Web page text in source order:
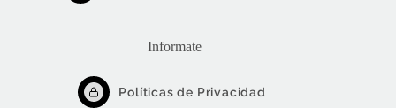
Informate
Políticas de Privacidad